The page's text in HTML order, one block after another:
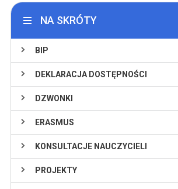
NA SKRÓTY
BIP
DEKLARACJA DOSTĘPNOŚCI
DZWONKI
ERASMUS
KONSULTACJE NAUCZYCIELI
PROJEKTY